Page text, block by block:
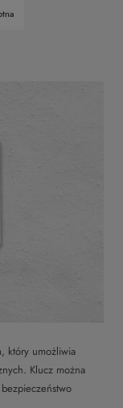
który umożliwia
Klucz można